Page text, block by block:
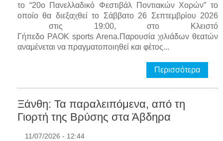
το “20ο Πανελλαδικό Φεστιβάλ Ποντιακών Χορών” το
οποίο θα διεξαχθεί το Σάββατο 26 Σεπτεμβρίου 2026
στις 19:00, στο Κλειστό
Γήπεδο PAOK sports Arena.Παρουσία χιλιάδων θεατών
αναμένεται να πραγματοποιηθεί και φέτος...
Περισσότερα
Ξάνθη: Τα παραλειπόμενα, από τη
Γιορτή της Βρύσης στα Άβδηρα
11/07/2026 - 12:44